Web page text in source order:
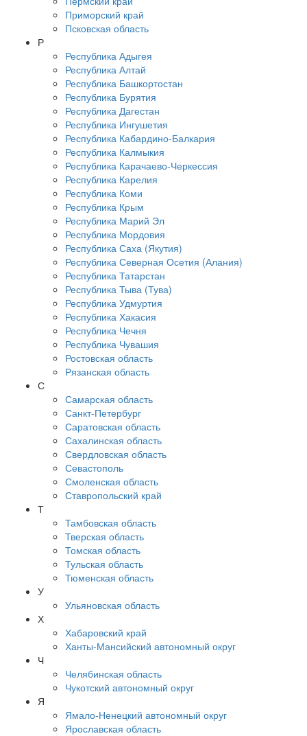
Приморский край
Псковская область
Р
Республика Адыгея
Республика Алтай
Республика Башкортостан
Республика Бурятия
Республика Дагестан
Республика Ингушетия
Республика Кабардино-Балкария
Республика Калмыкия
Республика Карачаево-Черкессия
Республика Карелия
Республика Коми
Республика Крым
Республика Марий Эл
Республика Мордовия
Республика Саха (Якутия)
Республика Северная Осетия (Алания)
Республика Татарстан
Республика Тыва (Тува)
Республика Удмуртия
Республика Хакасия
Республика Чечня
Республика Чувашия
Ростовская область
Рязанская область
С
Самарская область
Санкт-Петербург
Саратовская область
Сахалинская область
Свердловская область
Севастополь
Смоленская область
Ставропольский край
Т
Тамбовская область
Тверская область
Томская область
Тульская область
Тюменская область
У
Ульяновская область
Х
Хабаровский край
Ханты-Мансийский автономный округ
Ч
Челябинская область
Чукотский автономный округ
Я
Ямало-Ненецкий автономный округ
Ярославская область